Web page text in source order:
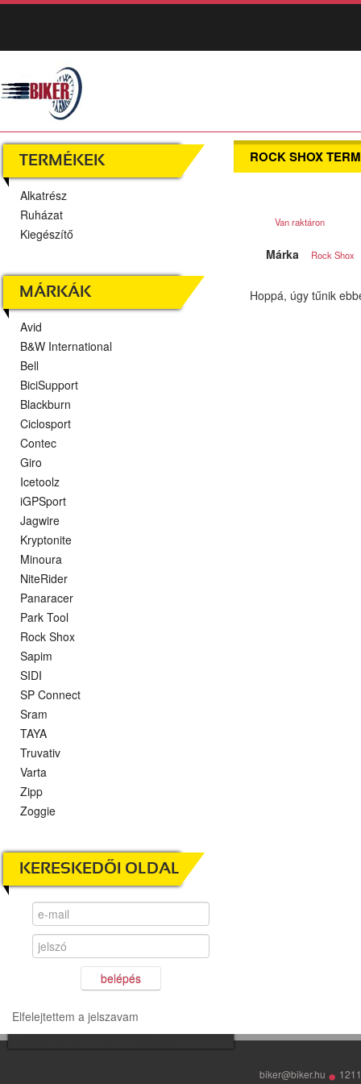
TERMÉKEK
Alkatrész
Ruházat
Kiegészítő
MÁRKÁK
Avid
B&W International
Bell
BiciSupport
Blackburn
Ciclosport
Contec
Giro
Icetoolz
iGPSport
Jagwire
Kryptonite
Minoura
NiteRider
Panaracer
Park Tool
Rock Shox
Sapim
SIDI
SP Connect
Sram
TAYA
Truvativ
Varta
Zipp
Zoggie
KERESKEDŐI OLDAL
belépés
Elfelejtettem a jelszavam
ROCK SHOX
Van raktáron
Márka Rock Shox
Hoppá, úgy tűnik
biker@biker.hu •